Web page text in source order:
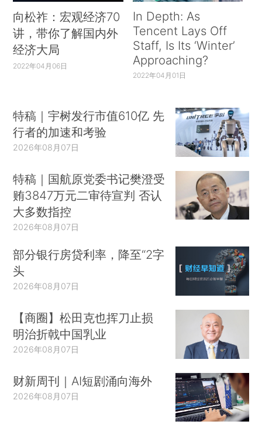
向松祚：宏观经济70
讲，带你了解国内外
经济大局
2022年04月06日
In Depth: As
Tencent Lays Off
Staff, Is Its ‘Winter’
Approaching?
2022年04月01日
特稿｜宇树发行市值610亿 先
行者的加速和考验
2026年08月07日
特稿｜国航原党委书记樊澄受
贿3847万元二审待宣判 否认
大多数指控
2026年08月07日
部分银行房贷利率，降至“2字
头
2026年08月07日
【商圈】松田克也挥刀止损
明治折戟中国乳业
2026年08月07日
财新周刊｜AI短剧涌向海外
2026年08月07日